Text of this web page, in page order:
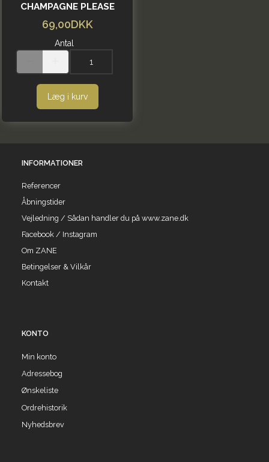
CHAMPAGNE PLEASE
69,00DKK
Antal
Læg i kurv
INFORMATIONER
Referencer
Åbningstider
Vejledning / Sådan handler du på www.zane.dk
Facebook / Instagram
Om ZANE
Betingelser & Vilkår
Kontakt
KONTO
Min konto
Adressebog
Ønskeliste
Ordrehistorik
Nyhedsbrev